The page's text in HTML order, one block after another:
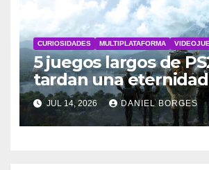
CURIOSIDADES MULTIPLATAFORMA
5 juegos largos de
tardan una
completarse
JUL 14, 2026 DANIEL BORGES